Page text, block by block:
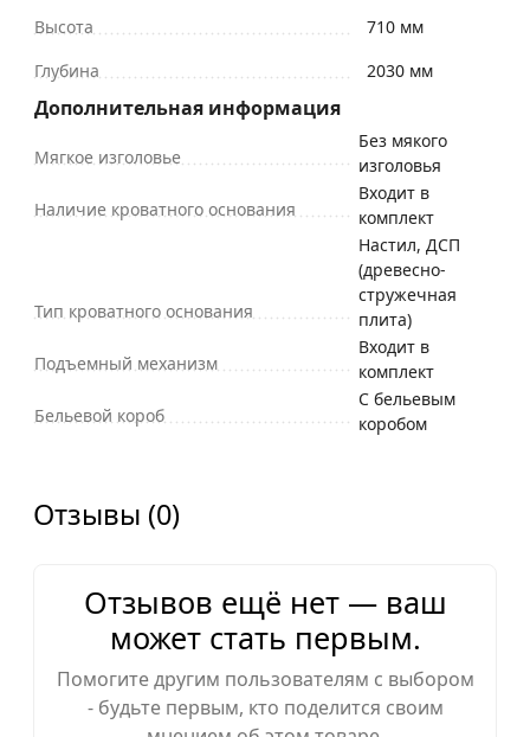
Высота
710 мм
Глубина
2030 мм
Дополнительная информация
Мягкое изголовье
Без мякого
изголовья
Наличие кроватного основания
Входит в
комплект
Тип кроватного основания
Настил, ДСП
(древесно-
стружечная
плита)
Подъемный механизм
Входит в
комплект
Бельевой короб
С бельевым
коробом
Отзывы (0)
Отзывов ещё нет — ваш
может стать первым.
Помогите другим пользователям с выбором
- будьте первым, кто поделится своим